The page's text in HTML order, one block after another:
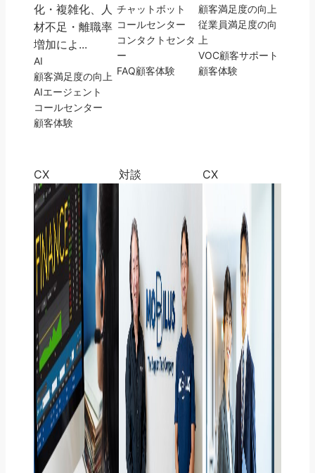
化・複雑化、人
材不足・離職率
増加によ...
AI
顧客満足度の向上
AIエージェント
コールセンター
顧客体験
チャットボット
コールセンター
コンタクトセンタ
ー
FAQ顧客体験
顧客満足度の向上
従業員満足度の向
上
VOC顧客サポート
顧客体験
CX 対談 CX